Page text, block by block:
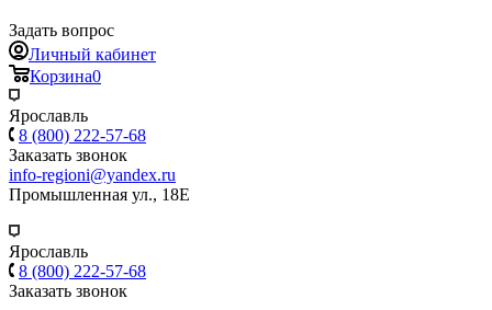
Задать вопрос
Личный кабинет
Корзина0
Ярославль
8 (800) 222-57-68
Заказать звонок
info-regioni@yandex.ru
Промышленная ул., 18Е
Ярославль
8 (800) 222-57-68
Заказать звонок